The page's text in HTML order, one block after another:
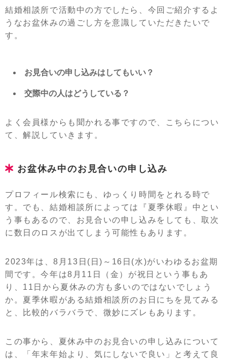
結婚相談所で活動中の方でしたら、今回ご紹介するよ
うなお盆休みの過ごし方を意識していただきたいで
す。
お見合いの申し込みはしてもいい？
交際中の人はどうしている？
よく会員様からも聞かれる事ですので、こちらについ
て、解説していきます。
お盆休み中のお見合いの申し込み
プロフィール検索にも、ゆっくり時間をとれる時で
す。でも、結婚相談所によっては『夏季休暇』中とい
う事もあるので、お見合いの申し込みをしても、取次
に数日のロスが出てしまう可能性もあります。
2023年は、8月13日(日)～16日(水)がいわゆるお盆期
間です。今年は8月11日（金）が祝日という事もあ
り、11日から夏休みの方も多いのではないでしょう
か。夏季休暇がある結婚相談所のお日にちを見てみる
と、比較的バラバラで、微妙にズレもあります。
この事から、夏休み中のお見合いの申し込みについて
は、「年末年始より、気にしないで良い」と考えて良